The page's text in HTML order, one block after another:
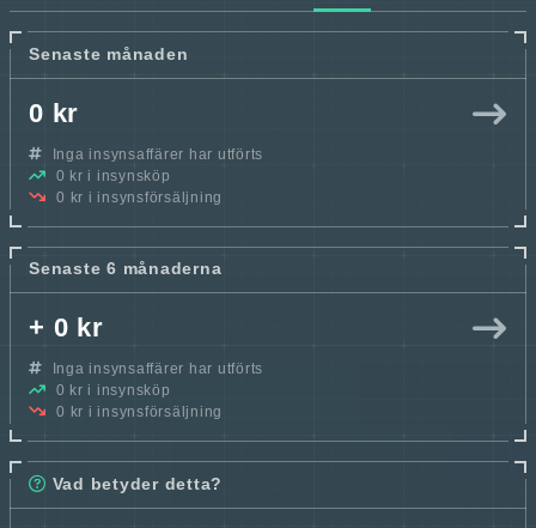
Senaste månaden
0 kr
Inga insynsaffärer har utförts
0 kr i insynsköp
0 kr i insynsförsäljning
Senaste 6 månaderna
+ 0 kr
Inga insynsaffärer har utförts
0 kr i insynsköp
0 kr i insynsförsäljning
Vad betyder detta?